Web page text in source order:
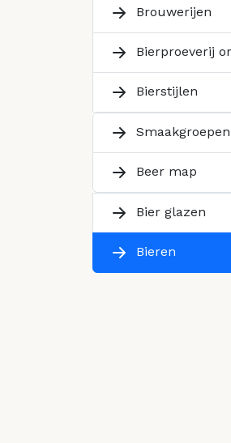
Brouwerijen
Bierproeverij
Bierstijlen
Smaakgroepen
Beer map
Bier glazen
Bieren